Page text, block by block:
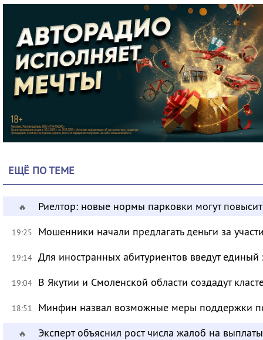
ЕЩЁ ПО ТЕМЕ
🔥 Риелтор: новые нормы парковки могут
19:25 Мошенники начали предлагать деньги за
19:14 Для иностранных абитуриентов введут
19:04 В Якутии и Смоленской области создадут
18:51 Минфин назвал возможные меры поддержки
🔥 Эксперт объяснил рост числа жалоб на